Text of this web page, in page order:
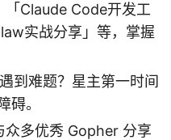
「Claude Code开发工
实战分享」等，掌握
遇到难题？星主第一时间
碍。
众多优秀 Gopher 分享